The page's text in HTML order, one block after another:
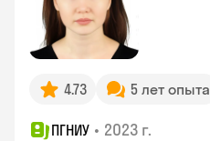
4.73 5 лет опыта
ПГНИУ • 2023 г.